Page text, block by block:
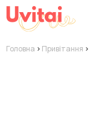
Головна > Привітання >